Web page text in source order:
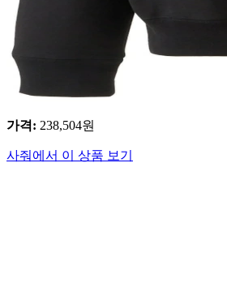
가격: 238,504원
사줘에서 이 상품 보기